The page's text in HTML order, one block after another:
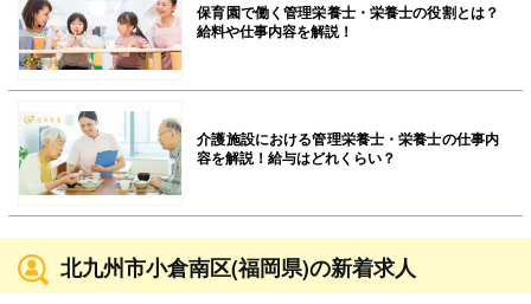
保育園で働く管理栄養士・栄養士の役割とは？
給料や仕事内容を解説！
介護施設における管理栄養士・栄養士の仕事内
容を解説！給与はどれくらい？
北九州市小倉南区(福岡県)の新着求人